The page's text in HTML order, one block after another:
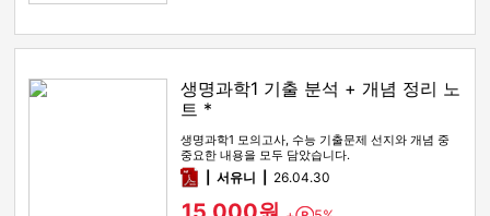
생명과학1 기출 분석 + 개념 정리 노
트 *
생명과학1 모의고사, 수능 기출문제 선지와 개념 중
중요한 내용을 모두 담았습니다.
pdf서유니 26.04.30